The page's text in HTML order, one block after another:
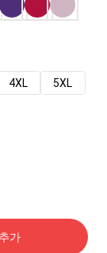
4XL
5XL
가